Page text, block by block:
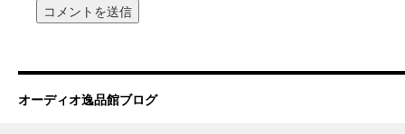
オーディオ逸品館ブログ